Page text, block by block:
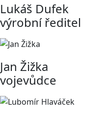
Lukáš Dufek
výrobní ředitel
Jan Žižka
vojevůdce